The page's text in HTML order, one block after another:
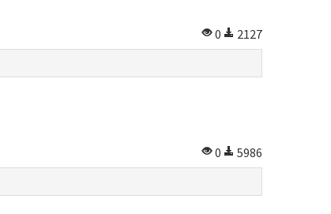
0
2127
0
5986